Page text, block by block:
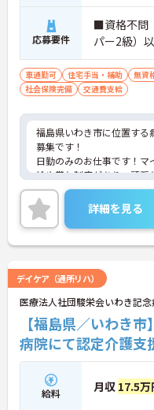
応募要件
■資格不問
パー2級）
車通勤可 住宅手当・補助 無資
社会保険完備
交通費支給
福島県いわき市に位置する
募集です！
日勤のみのお仕事です！マ
給や賞与制度があり、頑張
と還元されます。さらに住
あるのは嬉しいポイントで
り、経験に関わらず安心し
こちらの求人にご興味がご
ントもお伝えしますので是
詳細を見る
デイケア（通所リハ）
医療法人社団駿栄会いわき記念
【福島県／いわき
病院にて認定介護支
給料 月収 17.5